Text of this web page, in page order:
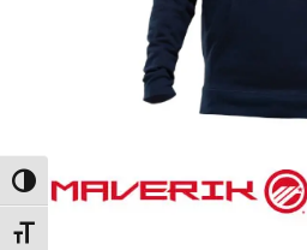
Umschalten auf hohe Kontraste
Schrift vergrößern